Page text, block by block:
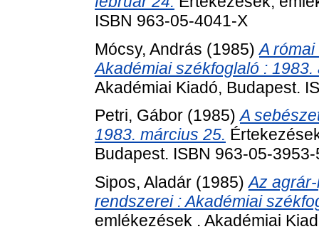
ISBN 963-05-4041-X
Mócsy, András (1985)A
Akadémiai székfoglaló : 1983.
Akadémiai Kiadó, Budapest.
Petri, Gábor (1985)A
1983. március 25.
Budapest. ISBN 963-05-3953-
Sipos, Aladár (1985)Az
rendszerei : Akadémiai
emlékezések . Akadémiai